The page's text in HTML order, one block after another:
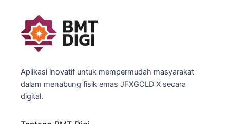
Aplikasi inovatif untuk mempermudah masyarakat
dalam menabung fisik emas JFXGOLD X secara
digital.